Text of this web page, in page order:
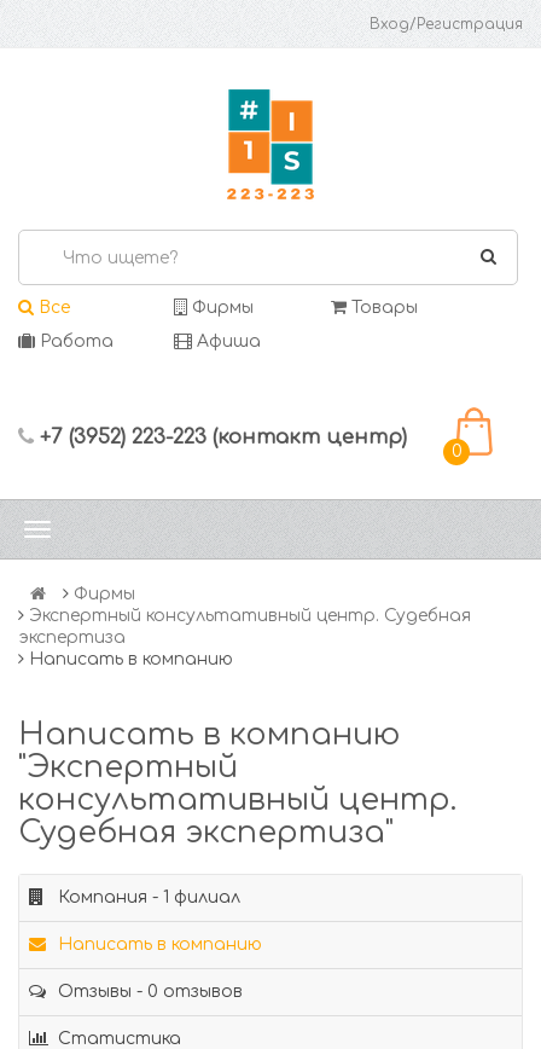
Вход/Регистрация
Все Фирмы
Товары
Работа
Афиша
+7 (3952) 223-223 (контакт центр)
0
Фирмы
Экспертный консультативный центр. Судебная
экспертиза
Написать в компанию
Написать в компанию
"Экспертный
консультативный центр.
Судебная экспертиза"
Компания - 1 филиал
Написать в компанию
Отзывы - 0 отзывов
Статистика